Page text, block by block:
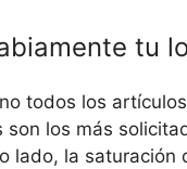
tu
todos los
son los más
lado, la